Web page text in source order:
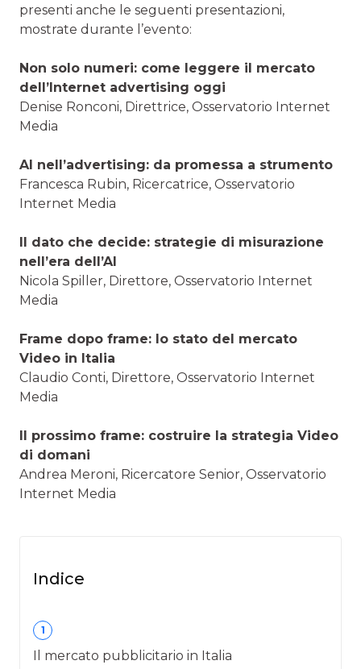
presenti anche le seguenti presentazioni,
mostrate durante l’evento:
Non solo numeri: come leggere il mercato
dell’Internet advertising oggi
Denise Ronconi, Direttrice, Osservatorio Internet
Media
AI nell’advertising: da promessa a strumento
Francesca Rubin, Ricercatrice, Osservatorio
Internet Media
Il dato che decide: strategie di misurazione
nell’era dell’AI
Nicola Spiller, Direttore, Osservatorio Internet
Media
Frame dopo frame: lo stato del mercato
Video in Italia
Claudio Conti, Direttore, Osservatorio Internet
Media
Il prossimo frame: costruire la strategia Video
di domani
Andrea Meroni, Ricercatore Senior, Osservatorio
Internet Media
Indice
1
Il mercato pubblicitario in Italia